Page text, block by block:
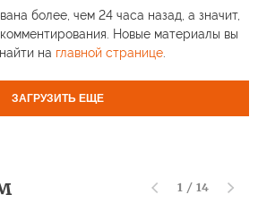
более, чем 24 часа назад, а значит,
Новые материалы вы
на главной странице.
ЗАГРУЗИТЬ ЕЩЕ
1 / 14